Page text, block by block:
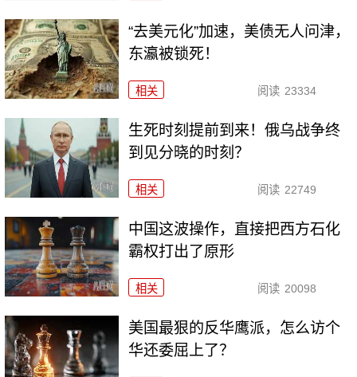
“去美元化”加速，美债无人问津，
东瀛被锁死！
相关 阅读 23334
生死时刻提前到来！俄乌战争终
到见分晓的时刻？
相关 阅读 22749
中国这波操作，直接把西方石化
霸权打出了原形
相关 阅读 20098
美国最狠的反华鹰派，怎么访个
华还委屈上了？